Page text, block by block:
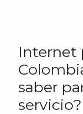
Internet
saber
servicio?